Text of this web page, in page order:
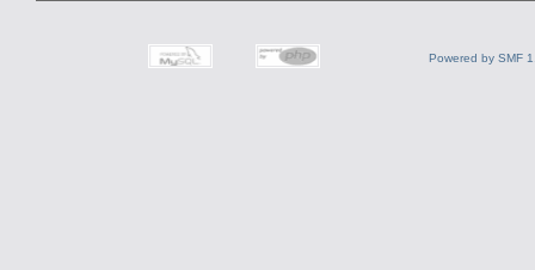
Powered by SMF